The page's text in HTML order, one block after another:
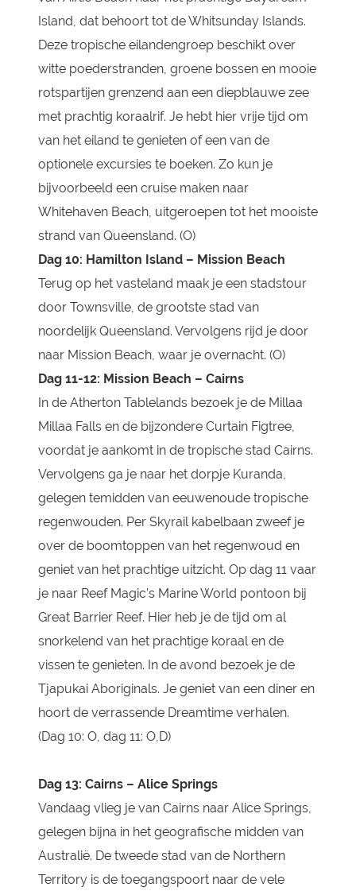
Island, dat behoort tot de Whitsunday Islands.
Deze tropische eilandengroep beschikt over
witte poederstranden, groene bossen en mooie
rotspartijen grenzend aan een diepblauwe zee
met prachtig koraalrif. Je hebt hier vrije tijd om
van het eiland te genieten of een van de
optionele excursies te boeken. Zo kun je
bijvoorbeeld een cruise maken naar
Whitehaven Beach, uitgeroepen tot het mooiste
strand van Queensland. (O)
Dag 10: Hamilton Island – Mission Beach
Terug op het vasteland maak je een stadstour
door Townsville, de grootste stad van
noordelijk Queensland. Vervolgens rijd je door
naar Mission Beach, waar je overnacht. (O)
Dag 11-12: Mission Beach – Cairns
In de Atherton Tablelands bezoek je de Millaa
Millaa Falls en de bijzondere Curtain Figtree,
voordat je aankomt in de tropische stad Cairns.
Vervolgens ga je naar het dorpje Kuranda,
gelegen temidden van eeuwenoude tropische
regenwouden. Per Skyrail kabelbaan zweef je
over de boomtoppen van het regenwoud en
geniet van het prachtige uitzicht. Op dag 11 vaar
je naar Reef Magic’s Marine World pontoon bij
Great Barrier Reef. Hier heb je de tijd om al
snorkelend van het prachtige koraal en de
vissen te genieten. In de avond bezoek je de
Tjapukai Aboriginals. Je geniet van een diner en
hoort de verrassende Dreamtime verhalen.
(Dag 10: O, dag 11: O,D)
Dag 13: Cairns – Alice Springs
Vandaag vlieg je van Cairns naar Alice Springs,
gelegen bijna in het geografische midden van
Australië. De tweede stad van de Northern
Territory is de toegangspoort naar de vele